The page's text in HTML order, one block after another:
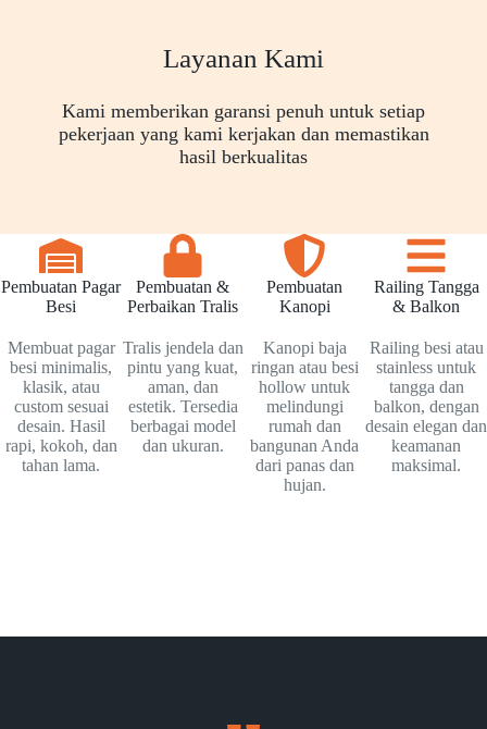
Layanan Kami
Kami memberikan garansi penuh untuk setiap
pekerjaan yang kami kerjakan dan memastikan
hasil berkualitas
Pembuatan Pagar
Besi
Membuat pagar
besi minimalis,
klasik, atau
custom sesuai
desain. Hasil
rapi, kokoh, dan
tahan lama.
Pembuatan &
Perbaikan Tralis
Tralis jendela dan
pintu yang kuat,
aman, dan
estetik. Tersedia
berbagai model
dan ukuran.
Pembuatan
Kanopi
Kanopi baja
ringan atau besi
hollow untuk
melindungi
rumah dan
bangunan Anda
dari panas dan
hujan.
Railing Tangga
& Balkon
Railing besi atau
stainless untuk
tangga dan
balkon, dengan
desain elegan dan
keamanan
maksimal.